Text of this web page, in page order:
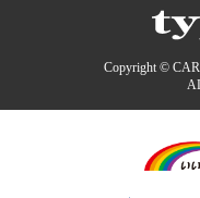
Copyright ©